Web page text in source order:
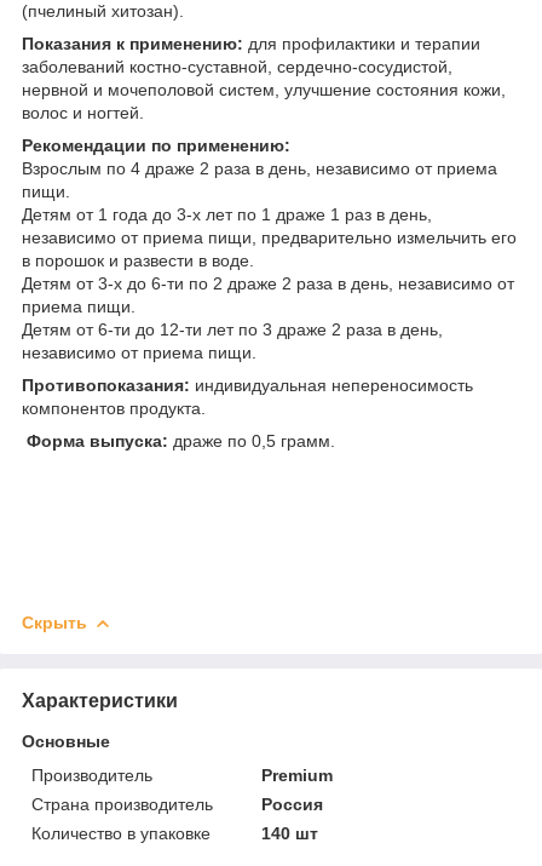
(пчелиный хитозан).
Показания к применению: для профилактики и терапии
заболеваний костно-суставной, сердечно-сосудистой,
нервной и мочеполовой систем, улучшение состояния кожи,
волос и ногтей.
Рекомендации по применению:
Взрослым по 4 драже 2 раза в день, независимо от приема
пищи.
Детям от 1 года до 3-х лет по 1 драже 1 раз в день,
независимо от приема пищи, предварительно измельчить его
в порошок и развести в воде.
Детям от 3-х до 6-ти по 2 драже 2 раза в день, независимо от
приема пищи.
Детям от 6-ти до 12-ти лет по 3 драже 2 раза в день,
независимо от приема пищи.
Противопоказания: индивидуальная непереносимость
компонентов продукта.
Форма выпуска: драже по 0,5 грамм.
Скрыть
Характеристики
Основные
Производитель
Premium
Страна производитель
Россия
Количество в упаковке
140 шт